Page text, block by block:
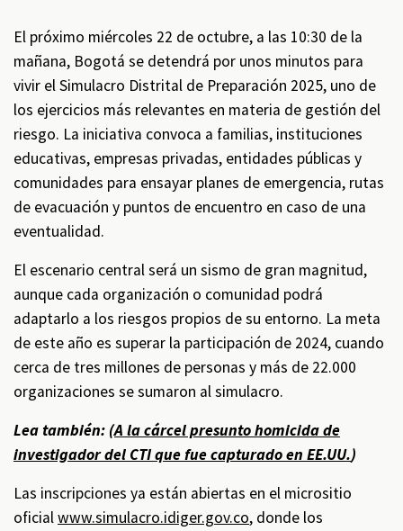
El próximo miércoles 22 de octubre, a las 10:30 de la
mañana, Bogotá se detendrá por unos minutos para
vivir el Simulacro Distrital de Preparación 2025, uno de
los ejercicios más relevantes en materia de gestión del
riesgo. La iniciativa convoca a familias, instituciones
educativas, empresas privadas, entidades públicas y
comunidades para ensayar planes de emergencia, rutas
de evacuación y puntos de encuentro en caso de una
eventualidad.
El escenario central será un sismo de gran magnitud,
aunque cada organización o comunidad podrá
adaptarlo a los riesgos propios de su entorno. La meta
de este año es superar la participación de 2024, cuando
cerca de tres millones de personas y más de 22.000
organizaciones se sumaron al simulacro.
Lea también: (A la cárcel presunto homicida de
investigador del CTI que fue capturado en EE.UU.)
Las inscripciones ya están abiertas en el micrositio
oficialwww.simulacro.idiger.gov.co, donde los